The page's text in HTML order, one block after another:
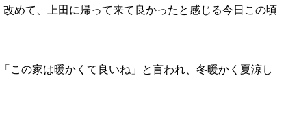
めて、上田に帰って来て良かったと感じる今日この頃
この家は暖かくて良いね」と言われ、冬暖かく夏涼し